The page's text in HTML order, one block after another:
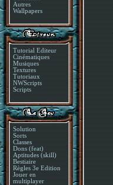
Autres
Wallpapers
Tutorial Editeur
Cinématiques
Musiques
Textures
Tutoriaux
NWScripts
Scripts
Solution
Sorts
Classes
Dons (feat)
Aptitudes (skill)
Bestiaire
Règles 3e Edition
Jouer en
multiplayer